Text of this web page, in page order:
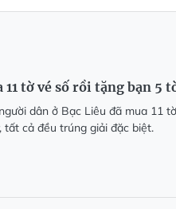
11 tờ vé số rồi tặng bạn 5
dân ở Bạc Liêu đã mua 11
tất cả đều trúng giải đặc biệt.